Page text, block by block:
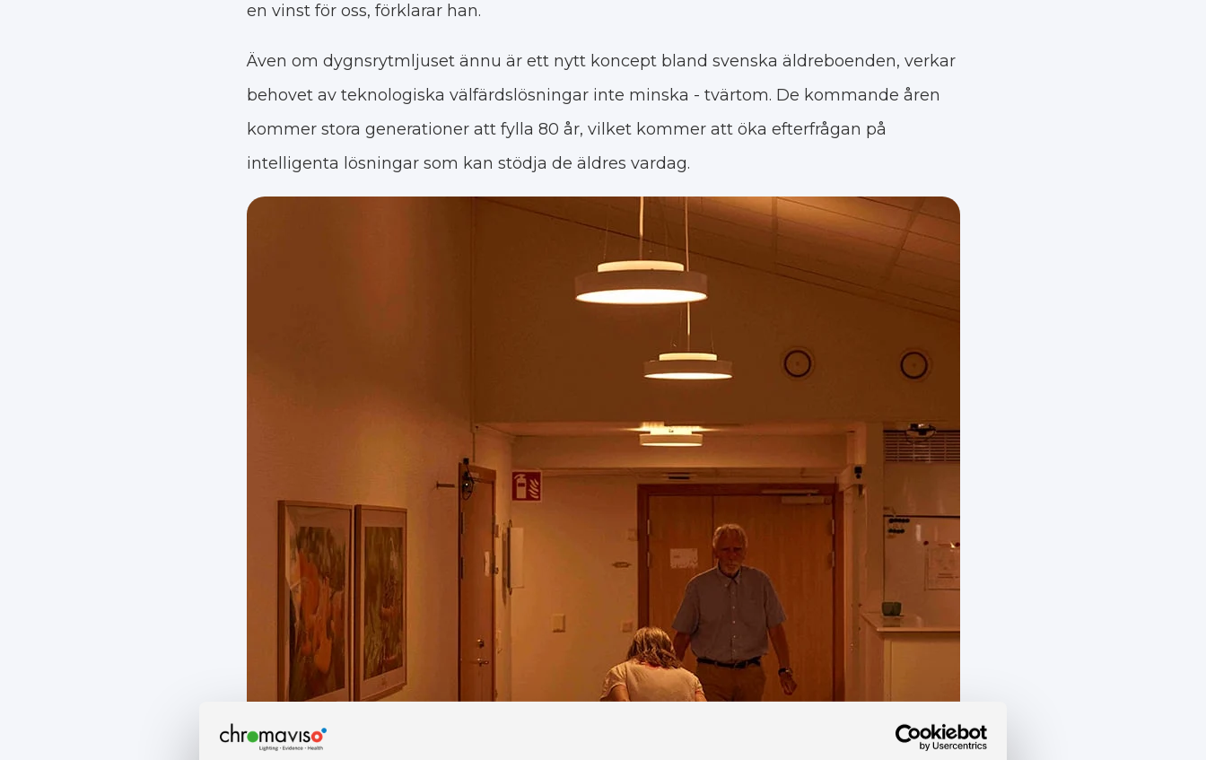
en vinst för oss, förklarar han.
Även om dygnsrytmljuset ännu är ett nytt koncept bland svenska äldreboenden, verkar
behovet av teknologiska välfärdslösningar inte minska - tvärtom. De kommande åren
kommer stora generationer att fylla 80 år, vilket kommer att öka efterfrågan på
intelligenta lösningar som kan stödja de äldres vardag.